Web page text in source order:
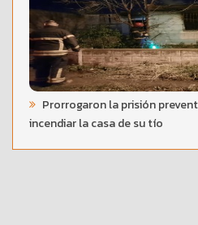
Prorrogaron la prisión
incendiar la casa de su tío